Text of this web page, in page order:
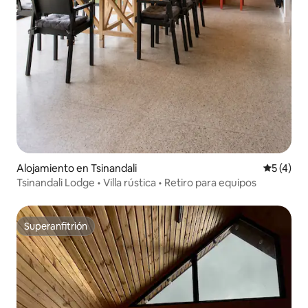
Alojamiento en Tsinandali
5 (4)
Tsinandali Lodge • Villa rústica • Retiro para equipos
Superanfitrión
Superanfitrión